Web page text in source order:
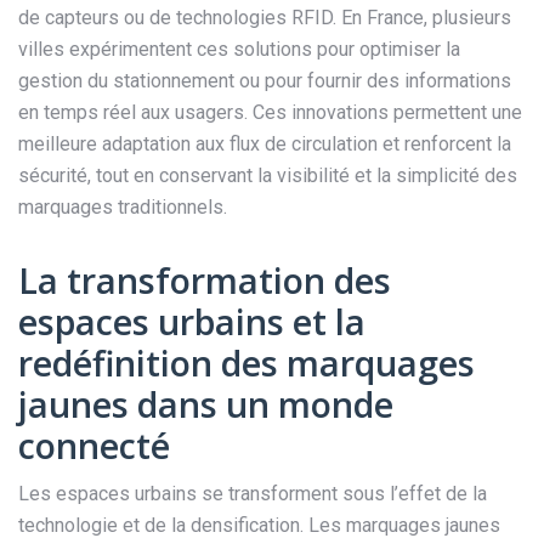
de capteurs ou de technologies RFID. En France, plusieurs
villes expérimentent ces solutions pour optimiser la
gestion du stationnement ou pour fournir des informations
en temps réel aux usagers. Ces innovations permettent une
meilleure adaptation aux flux de circulation et renforcent la
sécurité, tout en conservant la visibilité et la simplicité des
marquages traditionnels.
La transformation des
espaces urbains et la
redéfinition des marquages
jaunes dans un monde
connecté
Les espaces urbains se transforment sous l’effet de la
technologie et de la densification. Les marquages jaunes